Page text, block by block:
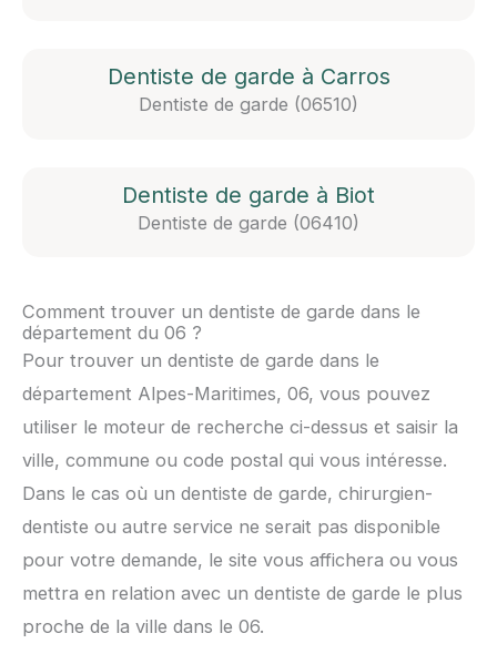
Dentiste de garde à Carros
Dentiste de garde (06510)
Dentiste de garde à Biot
Dentiste de garde (06410)
Comment trouver un dentiste de garde dans le
département du 06 ?
Pour trouver un dentiste de garde dans le
département Alpes-Maritimes, 06, vous pouvez
utiliser le moteur de recherche ci-dessus et saisir la
ville, commune ou code postal qui vous intéresse.
Dans le cas où un dentiste de garde, chirurgien-
dentiste ou autre service ne serait pas disponible
pour votre demande, le site vous affichera ou vous
mettra en relation avec un dentiste de garde le plus
proche de la ville dans le 06.